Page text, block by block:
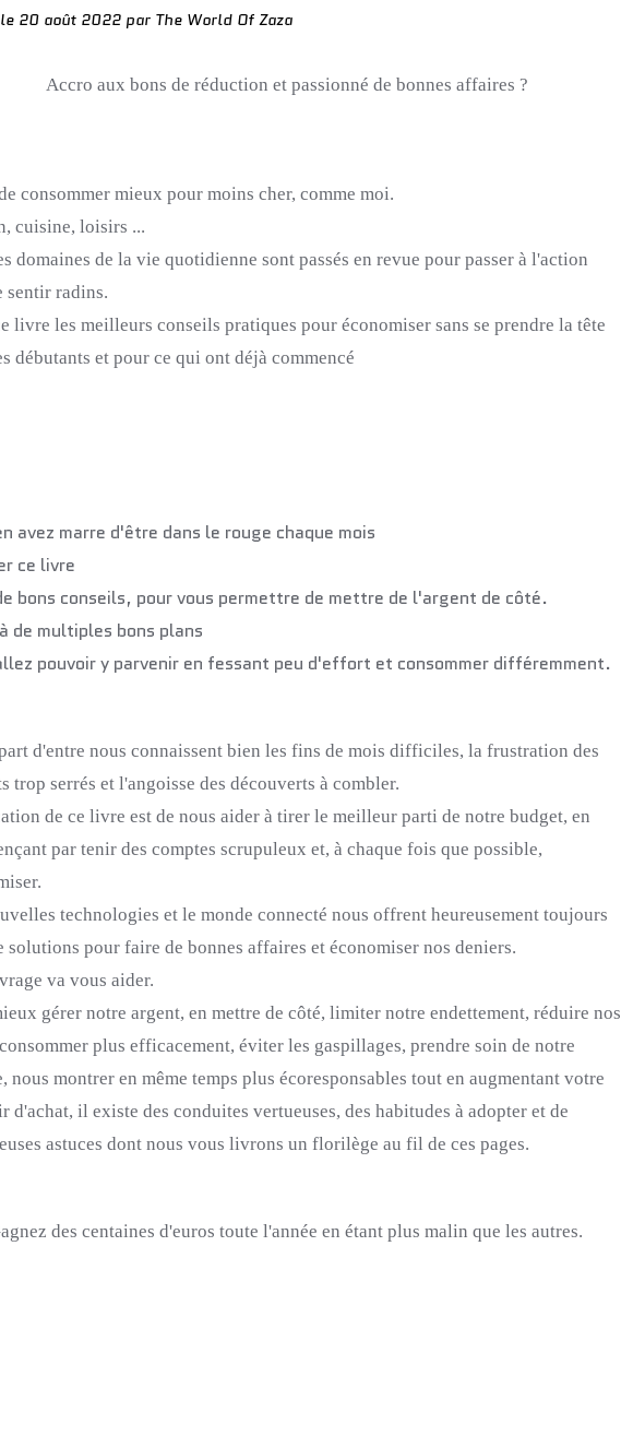
20 août 2022 par The World Of Zaza
Accro aux bons de réduction et passionné de bonnes affaires ?
consommer mieux pour moins cher, comme moi.
cuisine, loisirs ...
domaines de la vie quotidienne sont passés en revue pour passer à l'action
sentir radins.
livre les meilleurs conseils pratiques pour économiser sans se prendre la tête
débutants et pour ce qui ont déjà commencé
avez marre d'être dans le rouge chaque mois
ce livre
bons conseils, pour vous permettre de mettre de l'argent de côté.
de multiples bons plans
pouvoir y parvenir en fessant peu d'effort et consommer différemment.
d'entre nous connaissent bien les fins de mois difficiles, la frustration des
trop serrés et l'angoisse des découverts à combler.
de ce livre est de nous aider à tirer le meilleur parti de notre budget, en
par tenir des comptes scrupuleux et, à chaque fois que possible,
technologies et le monde connecté nous offrent heureusement toujours
solutions pour faire de bonnes affaires et économiser nos deniers.
va vous aider.
gérer notre argent, en mettre de côté, limiter notre endettement, réduire nos
plus efficacement, éviter les gaspillages, prendre soin de notre
nous montrer en même temps plus écoresponsables tout en augmentant votre
d'achat, il existe des conduites vertueuses, des habitudes à adopter et de
astuces dont nous vous livrons un florilège au fil de ces pages.
des centaines d'euros toute l'année en étant plus malin que les autres.